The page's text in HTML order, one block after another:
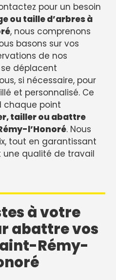
pour un besoin
ou taille d’arbres à
, nous comprenons
basons sur vos
de nos
déplacent
si nécessaire, pour
et personnalisé. Ce
chaque point
tailler ou abattre
l’Honoré. Nous
tout en garantissant
une qualité de travail
à votre
abattre vos
Rémy-